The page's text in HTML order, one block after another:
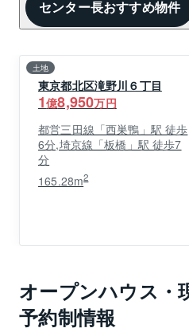
センター長おすすめ物件
土地
東京都北区滝野川６丁目
1億8,950万円
都営三田線「西巣鴨」駅 徒歩
6分,埼京線「板橋」駅 徒歩7
分
165.28m2
オープンハウス・
予約制情報